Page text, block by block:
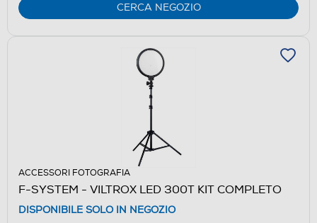
CERCA NEGOZIO
ACCESSORI FOTOGRAFIA
F-SYSTEM - VILTROX LED 300T KIT COMPLETO
DISPONIBILE SOLO IN NEGOZIO